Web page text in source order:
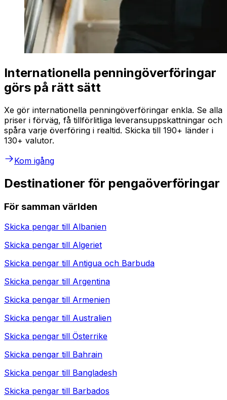
Internationella penningöverföringar
görs på rätt sätt
Xe gör internationella penningöverföringar enkla. Se alla
priser i förväg, få tillförlitliga leveransuppskattningar och
spåra varje överföring i realtid. Skicka till 190+ länder i
130+ valutor.
Kom igång
Destinationer för pengaöverföringar
För samman världen
Skicka pengar till Albanien
Skicka pengar till Algeriet
Skicka pengar till Antigua och Barbuda
Skicka pengar till Argentina
Skicka pengar till Armenien
Skicka pengar till Australien
Skicka pengar till Österrike
Skicka pengar till Bahrain
Skicka pengar till Bangladesh
Skicka pengar till Barbados